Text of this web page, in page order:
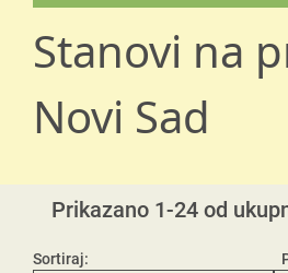
Stanovi na
Novi Sad
Prikazano 1-24 od
Sortiraj: